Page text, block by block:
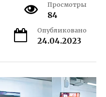
Просмотры
84
Опубликовано
24.04.2023